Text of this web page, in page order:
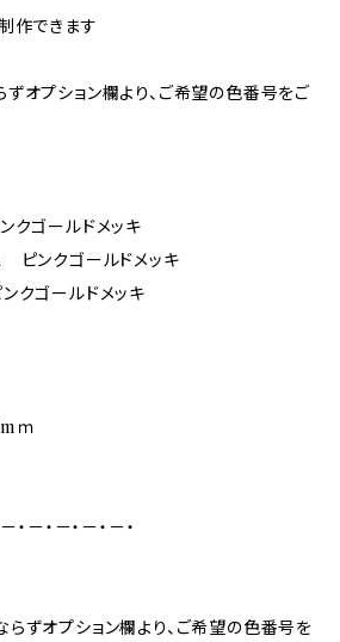
作できます
オプション欄より、ご希望の色番号をご
クゴールドメッキ
ピンクゴールドメッキ
鍮ピンクゴールドメッキ
ｍ
・－・－・－・－・
ずオプション欄より、ご希望の色番号を